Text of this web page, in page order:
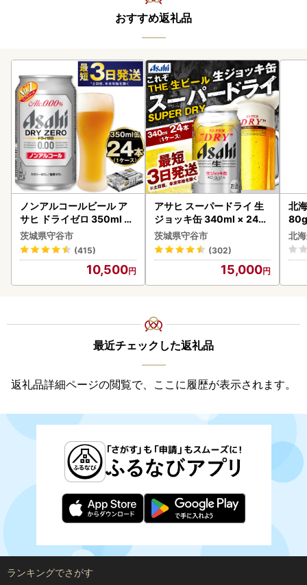
おすすめ返礼品
ノンアルコールビール ア
サヒ ドライゼロ 350ml 24
本 ノンアル ビール asashi
守谷市
茨城県守谷市
(415)
10,500
アサヒ スーパードライ 生
ジョッキ缶 340ml × 24本
(1ケース) ＜茨城工場＞ 缶
ビール お酒 Asahi 守谷市
茨城県守谷市
(302)
15,000
北
ク
く
道
北
最近チェックした返礼品
返礼品詳細ページの閲覧で、ここに履歴が表示されます。
ランキングでさがす